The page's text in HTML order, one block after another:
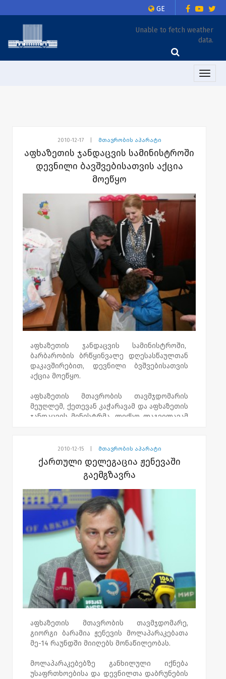
GE
Unable to fetch weather
data.
Toggle
2010-12-17| მთავრობის აპარატი
აფხაზეთის ჯანდაცვის სამინისტროში
დევნილი ბავშვებისათვის აქცია
მოეწყო
აფხაზეთის ჯანდაცვის სამინისტროში,
ბარბარობის ბრწყინვალე დღესასწაულთან
დაკავშირებით, დევნილი ბვშვებისათვის
აქცია მოეწყო.
აფხაზეთის მთავრობის თავმჯდომარის
მეუღლემ, ქეთევან კაჭარავამ და აფხაზეთის
ჯანდაცვის მინისტრმა, ლექსო ლაგვილავამ
გადასცეს.
აფხაზეთის ჯანდაცვის სამინისტროსა და მის
პარტნიორ კომპანიებს - "ჰუმანა-ჯორჯია",
"დიპლომატ ჯორჯია პამპერსი",
სათამაშოების მაღაზიათა ქსელი "ჭიტა",
კომპანია " ბაგი" და ბავშვთა გასართობი
ცენტრები "ბასტი ბუბუ" და "ბაობაბ"- ს
შორის თანამშრომლობის მემორანდუმი
გაფორმდა, რომელიც მომავლში მსგავსი
აქციების გამართვას ითავლისწინებს.
დევნილ ბავშვებს, ბარბარობის
ბრწყინვალე დღესასწაული საპატრიარქოს
წარმომაგდენლებმაც მიულოცეს და
საჩუქრად ხატები გადასცეს.
2010-12-15| მთავრობის აპარატი
ქართული დელეგაცია ჟენევაში
გაემგზავრა
აფხაზეთის მთავრობის თავმჯდომარე,
გიორგი ბარამია ჟენევის მოლაპარაკებათა
მე-14 რაუნდში მიიღებს მონაწილეობას.
მოლაპარაკებებზე განხილული იქნება
უსაფრთხოებისა და დევნილთა დაბრუნების